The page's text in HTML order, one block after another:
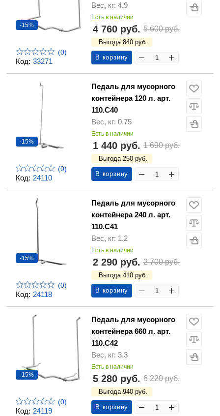
Код: 33271
-15%
(0)
Вес, кг: 4.9
Есть в наличии
4 760 руб. 5 600 руб.
Выгода 840 руб.
В корзину
Код: 24110
-15%
(0)
Педаль для мусорного
контейнера 120 л. арт.
110.С40
Вес, кг: 0.75
Есть в наличии
1 440 руб. 1 690 руб.
Выгода 250 руб.
В корзину
Код: 24118
-15%
(0)
Педаль для мусорного
контейнера 240 л. арт.
110.С41
Вес, кг: 1.2
Есть в наличии
2 290 руб. 2 700 руб.
Выгода 410 руб.
В корзину
Код: 24119
-15%
(0)
Педаль для мусорного
контейнера 660 л. арт.
110.С42
Вес, кг: 3.3
Есть в наличии
5 280 руб. 6 220 руб.
Выгода 940 руб.
В корзину